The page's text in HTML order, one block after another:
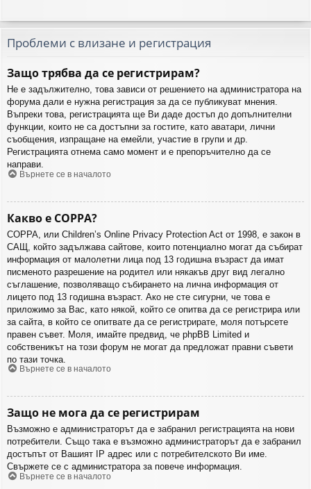
Проблеми с влизане и регистрация
Защо трябва да се регистрирам?
Не е задължително, това зависи от решението на администратора на
форума дали е нужна регистрация за да се публикуват мнения.
Въпреки това, регистрацията ще Ви даде достъп до допълнителни
функции, които не са достъпни за гостите, като аватари, лични
съобщения, изпращане на емейли, участие в групи и др.
Регистрацията отнема само момент и е препоръчително да се
направи.
Върнете се в началото
Какво е COPPA?
COPPA, или Children’s Online Privacy Protection Act от 1998, е закон в
САЩ, който задължава сайтове, които потенциално могат да събират
информация от малолетни лица под 13 годишна възраст да имат
писменото разрешение на родител или някакъв друг вид легално
съглашение, позволяващо събирането на лична информация от
лицето под 13 годишна възраст. Ако не сте сигурни, че това е
приложимо за Вас, като някой, който се опитва да се регистрира или
за сайта, в който се опитвате да се регистрирате, моля потърсете
правен съвет. Моля, имайте предвид, че phpBB Limited и
собственикът на този форум не могат да предложат правни съвети
по тази точка.
Върнете се в началото
Защо не мога да се регистрирам
Възможно е администраторът да е забранил регистрацията на нови
потребители. Също така е възможно администраторът да е забранил
достъпът от Вашият IP адрес или с потребителското Ви име.
Свържете се с администратора за повече информация.
Върнете се в началото